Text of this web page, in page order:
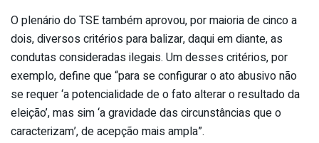
O plenário do TSE também aprovou, por maioria de cinco a
dois, diversos critérios para balizar, daqui em diante, as
condutas consideradas ilegais. Um desses critérios, por
exemplo, define que “para se configurar o ato abusivo não
se requer ‘a potencialidade de o fato alterar o resultado da
eleição’, mas sim ‘a gravidade das circunstâncias que o
caracterizam’, de acepção mais ampla”.